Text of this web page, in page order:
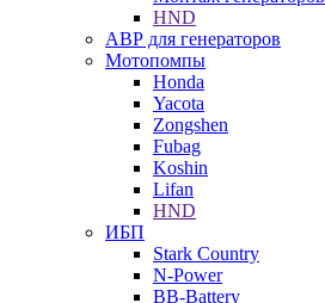
HND
АВР для генераторов
Мотопомпы
Honda
Yacota
Zongshen
Fubag
Koshin
Lifan
HND
ИБП
Stark Country
N-Power
BB-Battery